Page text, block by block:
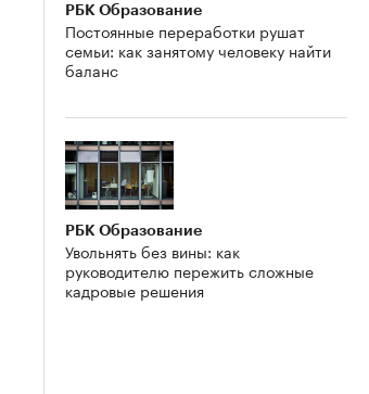
РБК Образование
Постоянные переработки рушат
семьи: как занятому человеку найти
баланс
РБК Образование
Увольнять без вины: как
руководителю пережить сложные
кадровые решения